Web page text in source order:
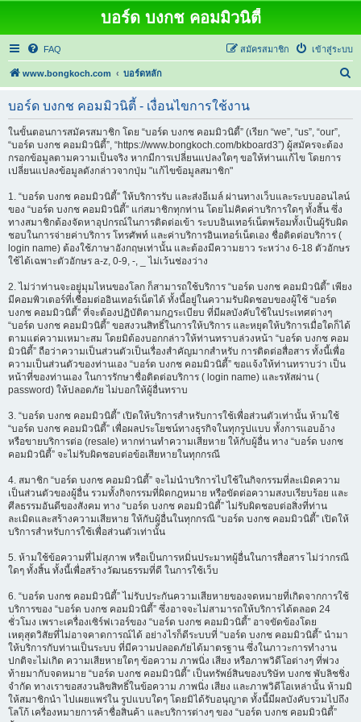
บอร์ด บงกช คอมมิวนิตี้
FAQ เข้าสู่ระบบ
สมัครสมาชิก
www.bongkoch.com บอร์ดหลัก
บอร์ด บงกช คอมมิวนิตี้ - เงื่อนไขการใช้งาน
ในขั้นตอนการสมัครสมาชิก โดย “บอร์ด บงกช คอมมิวนิตี้” (เรียก “we”, “us”, “our”,
“บอร์ด บงกช คอมมิวนิตี้”, “https://www.bongkoch.com/bkboard3”) ผู้สมัครจะต้อง
กรอกข้อมูลตามความเป็นจริง หากมีการเปลี่ยนแปลงใดๆ ขอให้ท่านแก้ไข โดยการ
เปลี่ยนแปลงข้อมูลดังกล่าวจากปุ่ม "แก้ไขข้อมูลสมาชิก"
1. “บอร์ด บงกช คอมมิวนิตี้” ให้บริการรับ และส่งอีเมล์ ผ่านทางเว็บและระบบออนไลน์
ของ “บอร์ด บงกช คอมมิวนิตี้” แก่สมาชิกทุกท่าน โดยไม่คิดค่าบริการใดๆ ทั้งสิ้น ซึ่ง
ทางสมาชิกต้องจัดหาอุปกรณ์ในการติดต่อเข้า ระบบอินเทอร์เน็ตพร้อมทั้งเป็นผู้รับผิด
ชอบในการจ่ายค่าบริการ โทรศัพท์ และค่าบริการอินเทอร์เน็ตเอง ชื่อติดต่อบริการ (
login name) ต้องใช้ภาษาอังกฤษเท่านั้น และต้องมีความยาว ระหว่าง 6-18 ตัวอักษร
ใช้ได้เฉพาะตัวอักษร a-z, 0-9, -, _ ไม่เว้นช่องว่าง
2. ไม่ว่าท่านจะอยู่มุมไหนของโลก ก็สามารถใช้บริการ “บอร์ด บงกช คอมมิวนิตี้” เพียง
มีคอมพิวเตอร์ที่เชื่อมต่ออินเทอร์เน็ตได้ ทั้งนี้อยู่ในความรับผิดชอบของผู้ใช้ “บอร์ด
บงกช คอมมิวนิตี้” ที่จะต้องปฏิบัติตามกฎระเบียบ ที่มีผลบังคับใช้ในประเทศต่างๆ
“บอร์ด บงกช คอมมิวนิตี้” ขอสงวนสิทธิ์ในการให้บริการ และหยุดให้บริการเมื่อใดก็ได้
ตามแต่ความเหมาะสม โดยมิต้องบอกกล่าวให้ท่านทราบล่วงหน้า “บอร์ด บงกช คอม
มิวนิตี้” ถือว่าความเป็นส่วนตัวเป็นเรื่องสำคัญมากสำหรับ การติดต่อสื่อสาร ทั้งนี้เพื่อ
ความเป็นส่วนตัวของท่านเอง “บอร์ด บงกช คอมมิวนิตี้” ขอแจ้งให้ท่านทราบว่า เป็น
หน้าที่ของท่านเอง ในการรักษาชื่อติดต่อบริการ ( login name) และรหัสผ่าน (
password) ให้ปลอดภัย ไม่บอกให้ผู้อื่นทราบ
3. “บอร์ด บงกช คอมมิวนิตี้” เปิดให้บริการสำหรับการใช้เพื่อส่วนตัวเท่านั้น ห้ามใช้
“บอร์ด บงกช คอมมิวนิตี้” เพื่อผลประโยชน์ทางธุรกิจในทุกรูปแบบ ทั้งการแอบอ้าง
หรือขายบริการต่อ (resale) หากท่านทำความเสียหาย ให้กับผู้อื่น ทาง “บอร์ด บงกช
คอมมิวนิตี้” จะไม่รับผิดชอบต่อข้อเสียหายในทุกกรณี
4. สมาชิก “บอร์ด บงกช คอมมิวนิตี้” จะไม่นำบริการไปใช้ในกิจกรรมที่ละเมิดความ
เป็นส่วนตัวของผู้อื่น รวมทั้งกิจกรรมที่ผิดกฎหมาย หรือขัดต่อความสงบเรียบร้อย และ
ศีลธรรมอันดีของสังคม ทาง “บอร์ด บงกช คอมมิวนิตี้” ไม่รับผิดชอบต่อสิ่งที่ท่าน
ละเมิดและสร้างความเสียหาย ให้กับผู้อื่นในทุกกรณี “บอร์ด บงกช คอมมิวนิตี้” เปิดให้
บริการสำหรับการใช้เพื่อส่วนตัวเท่านั้น
5. ห้ามใช้ข้อความที่ไม่สุภาพ หรือเป็นการหมิ่นประมาทผู้อื่นในการสื่อสาร ไม่ว่ากรณี
ใดๆ ทั้งสิ้น ทั้งนี้เพื่อสร้างวัฒนธรรมที่ดี ในการใช้เว็บ
6. “บอร์ด บงกช คอมมิวนิตี้” ไม่รับประกันความเสียหายของจดหมายที่เกิดจากการใช้
บริการของ “บอร์ด บงกช คอมมิวนิตี้” ซึ่งอาจจะไม่สามารถให้บริการได้ตลอด 24
ชั่วโมง เพราะเครื่องเซิร์ฟเวอร์ของ “บอร์ด บงกช คอมมิวนิตี้” อาจขัดข้องโดย
เหตุสุดวิสัยที่ไม่อาจคาดการณ์ได้ อย่างไรก็ดีระบบที่ “บอร์ด บงกช คอมมิวนิตี้” นำมา
ให้บริการกับท่านเป็นระบบ ที่มีความปลอดภัยได้มาตรฐาน ซึ่งในภาวะการทำงาน
ปกติจะไม่เกิด ความเสียหายใดๆ ข้อความ ภาพนิ่ง เสียง หรือภาพวิดีโอต่างๆ ที่พ่วง
ท้ายมากับจดหมาย “บอร์ด บงกช คอมมิวนิตี้” เป็นทรัพย์สินของบริษัท บงกช พับลิชชิ่ง
จำกัด ทางเราขอสงวนลิขสิทธิ์ในข้อความ ภาพนิ่ง เสียง และภาพวิดีโอเหล่านั้น ห้ามมิ
ให้สมาชิกนำ ไปเผยแพร่ใน รูปแบบใดๆ โดยมิได้รับอนุญาต ทั้งนี้มีผลบังคับรวมไปถึง
โลโก้ เครื่องหมายการค้าชื่อสินค้า และบริการต่างๆ ของ “บอร์ด บงกช คอมมิวนิตี้”